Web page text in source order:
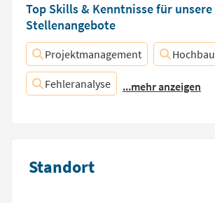
Top Skills & Kenntnisse für unsere
Stellenangebote
Projektmanagement Hochbau
Fehleranalyse ...mehr anzeigen
Standort